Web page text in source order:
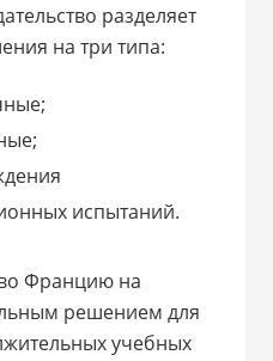
разделяет
на три типа:
испытаний.
Францию на
решением для
учебных